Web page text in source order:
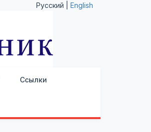
Русский | English
Ссылки